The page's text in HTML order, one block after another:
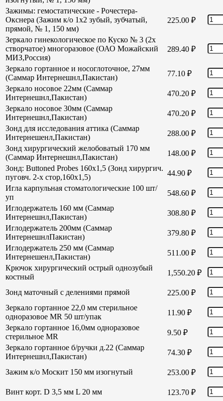
Зажимы: гемостатические - Рочестера-
Окснера (Зажим к/о 1х2 зубый, зубчатый,
прямой, № 1, 150 мм)
225.00 ₽
Зеркало гинекологическое по Куско № 3 (2х
створчатое) многоразовое (ОАО Можайский
МИЗ,Россия)
289.40 ₽
Зеркало гортанное и носоглоточное, 27мм
(Саммар Интернешнл,Пакистан)
77.10 ₽
Зеркало носовое 22мм (Саммар
Интернешнл,Пакистан)
470.20 ₽
Зеркало носовое 30мм (Саммар
Интернешнл,Пакистан)
470.20 ₽
Зонд для исследования аттика (Саммар
Интернешенл,Пакистан)
288.00 ₽
Зонд хирургический желобоватый 170 мм
(Саммар Интернешнл,Пакистан)
148.00 ₽
Зонд: Buttoned Probes 160х1,5 (Зонд хирургич.
пуговч. 2-х стор,160х1,5)
44.90 ₽
Игла карпульная стоматологические 100 шт/
уп
548.60 ₽
Иглодержатель 160 мм (Саммар
Интернешнл,Пакистан)
308.80 ₽
Иглодержатель 200мм (Саммар
ИнтернешнлПакистан)
379.80 ₽
Иглодержатель 250 мм (Саммар
Интернешенл,Пакистан)
511.00 ₽
Крючок хирургический острый однозубый
костный
1,550.20 ₽
Зонд маточный с делениями прямой 225.00 ₽
Зеркало гортанное 22,0 мм стерильное
одноразовое MR 50 шт/упак
11.90 ₽
Зеркало гортанное 16,0мм одноразовое
стерильное MR
9.50 ₽
Зеркало гортанное б/ручки д.22 (Саммар
Интернешнл,Пакистан)
74.30 ₽
Зажим к/о Москит 150 мм изогнутый 253.00 ₽
Винт корт. D 3,5 мм L 20 мм 123.70 ₽